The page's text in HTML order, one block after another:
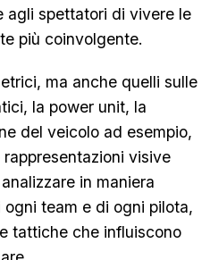
agli spettatori di vivere le
più coinvolgente.
ma anche quelli sulle
la power unit, la
del veicolo ad esempio,
visive
in maniera
team e di ogni pilota,
tattiche che influiscono